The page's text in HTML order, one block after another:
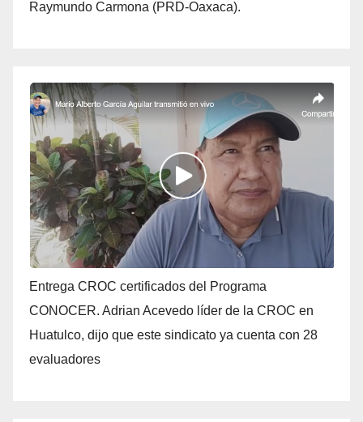
Raymundo Carmona (PRD-Oaxaca).
Entrega CROC certificados del Programa
CONOCER. Adrian Acevedo líder de la CROC en
Huatulco, dijo que este sindicato ya cuenta con 28
evaluadores